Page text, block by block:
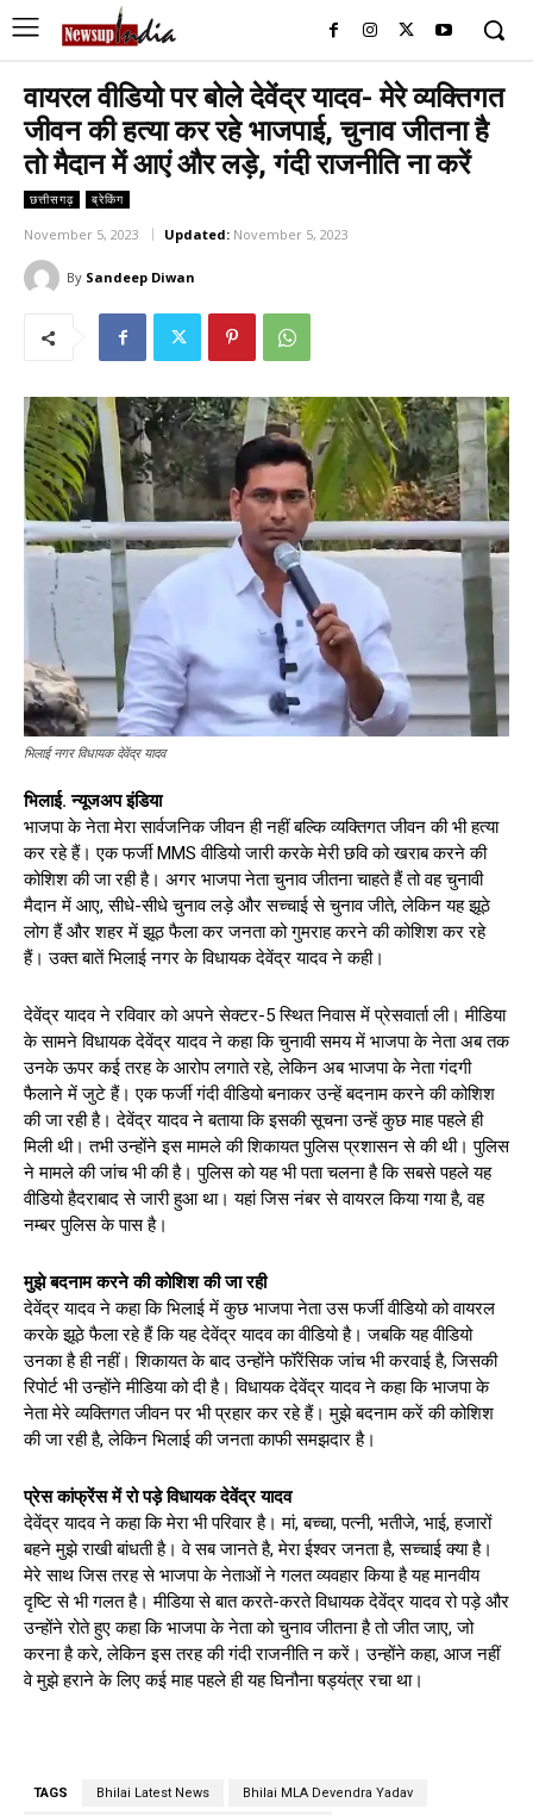
वायरल वीडियो पर बोले देवेंद्र यादव- मेरे व्यक्तिगत
जीवन की हत्या कर रहे भाजपाई, चुनाव जीतना है
तो मैदान में आएं और लड़े, गंदी राजनीति ना करें
छत्तीसगढ़ ब्रेकिंग
November 5, 2023 Updated: November 5, 2023
By Sandeep Diwan
भिलाई नगर विधायक देवेंद्र यादव
भिलाई. न्यूजअप इंडिया
भाजपा के नेता मेरा सार्वजनिक जीवन ही नहीं बल्कि व्यक्तिगत जीवन की भी हत्या
कर रहे हैं। एक फर्जी MMS वीडियो जारी करके मेरी छवि को खराब करने की
कोशिश की जा रही है। अगर भाजपा नेता चुनाव जीतना चाहते हैं तो वह चुनावी
मैदान में आए, सीधे-सीधे चुनाव लड़े और सच्चाई से चुनाव जीते, लेकिन यह झूठे
लोग हैं और शहर में झूठ फैला कर जनता को गुमराह करने की कोशिश कर रहे
हैं। उक्त बातें भिलाई नगर के विधायक देवेंद्र यादव ने कही।
देवेंद्र यादव ने रविवार को अपने सेक्टर-5 स्थित निवास में प्रेसवार्ता ली। मीडिया
के सामने विधायक देवेंद्र यादव ने कहा कि चुनावी समय में भाजपा के नेता अब तक
उनके ऊपर कई तरह के आरोप लगाते रहे, लेकिन अब भाजपा के नेता गंदगी
फैलाने में जुटे हैं। एक फर्जी गंदी वीडियो बनाकर उन्हें बदनाम करने की कोशिश
की जा रही है। देवेंद्र यादव ने बताया कि इसकी सूचना उन्हें कुछ माह पहले ही
मिली थी। तभी उन्होंने इस मामले की शिकायत पुलिस प्रशासन से की थी। पुलिस
ने मामले की जांच भी की है। पुलिस को यह भी पता चलना है कि सबसे पहले यह
वीडियो हैदराबाद से जारी हुआ था। यहां जिस नंबर से वायरल किया गया है, वह
नम्बर पुलिस के पास है।
मुझे बदनाम करने की कोशिश की जा रही
देवेंद्र यादव ने कहा कि भिलाई में कुछ भाजपा नेता उस फर्जी वीडियो को वायरल
करके झूठे फैला रहे हैं कि यह देवेंद्र यादव का वीडियो है। जबकि यह वीडियो
उनका है ही नहीं। शिकायत के बाद उन्होंने फॉरेंसिक जांच भी करवाई है, जिसकी
रिपोर्ट भी उन्होंने मीडिया को दी है। विधायक देवेंद्र यादव ने कहा कि भाजपा के
नेता मेरे व्यक्तिगत जीवन पर भी प्रहार कर रहे हैं। मुझे बदनाम करें की कोशिश
की जा रही है, लेकिन भिलाई की जनता काफी समझदार है।
प्रेस कांफ्रेंस में रो पड़े विधायक देवेंद्र यादव
देवेंद्र यादव ने कहा कि मेरा भी परिवार है। मां, बच्चा, पत्नी, भतीजे, भाई, हजारों
बहने मुझे राखी बांधती है। वे सब जानते है, मेरा ईश्वर जनता है, सच्चाई क्या है।
मेरे साथ जिस तरह से भाजपा के नेताओं ने गलत व्यवहार किया है यह मानवीय
दृष्टि से भी गलत है। मीडिया से बात करते-करते विधायक देवेंद्र यादव रो पड़े और
उन्होंने रोते हुए कहा कि भाजपा के नेता को चुनाव जीतना है तो जीत जाए, जो
करना है करे, लेकिन इस तरह की गंदी राजनीति न करें। उन्होंने कहा, आज नहीं
वे मुझे हराने के लिए कई माह पहले ही यह घिनौना षड्यंत्र रचा था।
TAGS Bhilai Latest News Bhilai MLA Devendra Yadav